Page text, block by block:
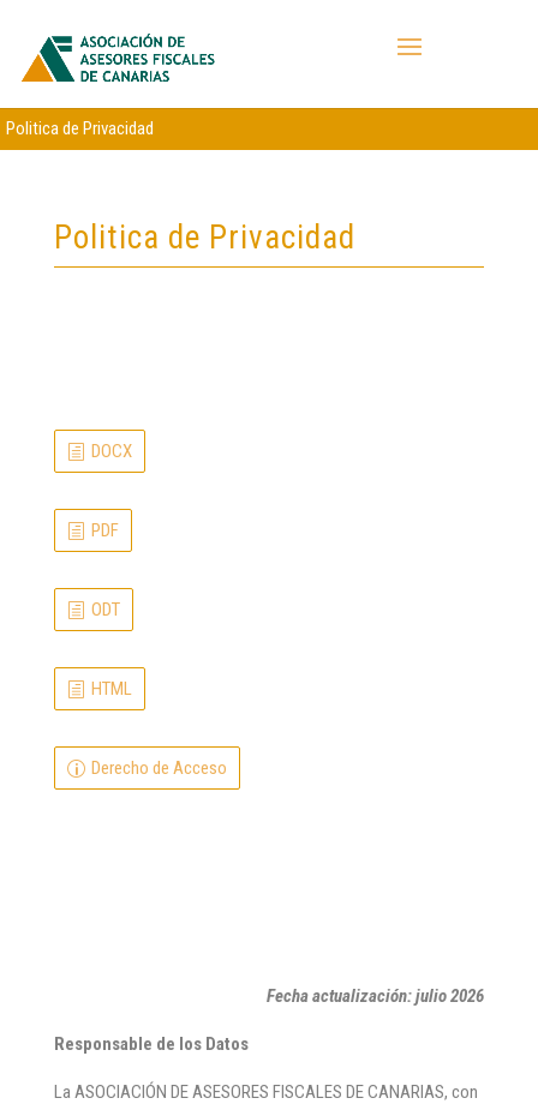
Politica de Privacidad
Politica de Privacidad
DOCX
PDF
ODT
HTML
Derecho de Acceso
Fecha actualización: julio 2026
Responsable de los Datos
La ASOCIACIÓN DE ASESORES FISCALES DE CANARIAS, con